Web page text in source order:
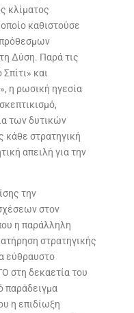
κλίματος
καθιστούσε
Δύση. Παρά τις
και
η ρωσική ηγεσία
των δυτικών
κάθε στρατηγική
απειλή για την
την
στον
η παράλληλη
στρατηγικής
εύθραυστο
στη δεκαετία του
παράδειγμα
η επιδίωξη